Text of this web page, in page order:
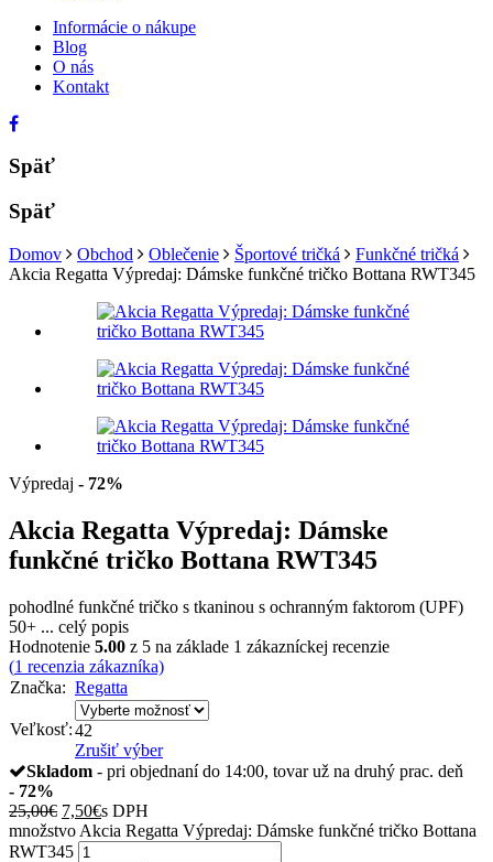
Informácie o nákupe
Blog
O nás
Kontakt
Späť
Späť
Domov Obchod Oblečenie Športové tričká
Funkčné tričká
Akcia Regatta Výpredaj: Dámske funkčné tričko Bottana RWT345
Výpredaj - 72%
Akcia Regatta Výpredaj: Dámske
funkčné tričko Bottana RWT345
pohodlné funkčné tričko s tkaninou s ochranným faktorom (UPF)
50+ ... celý popis
Hodnotenie 5.00 z 5 na základe 1 zákazníckej recenzie
(1 recenzia zákazníka)
Značka: Regatta
Veľkosť:42
Zrušiť výber
Skladom - pri objednaní do 14:00, tovar už na druhý prac. deň
- 72%
25,00€ 7,50€s DPH
množstvo Akcia Regatta Výpredaj: Dámske funkčné tričko Bottana
RWT345